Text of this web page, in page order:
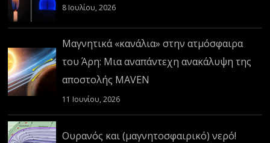
8 Ιουλίου, 2026
Μαγνητικά «κανάλια» στην ατμόσφαιρα
του Άρη: Μια αναπάντεχη ανακάλυψη της
αποστολής MAVEN
11 Ιουνίου, 2026
Ουρανός και (μαγνητοσφαιρικό) νερό!